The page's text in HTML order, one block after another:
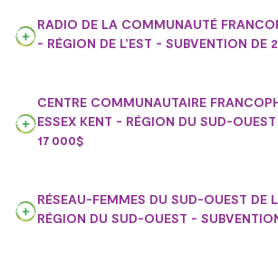
RADIO DE LA COMMUNAUTÉ
- RÉGION DE L’EST - SUBVENTION DE
CENTRE COMMUNAUTAIRE
ESSEX KENT - RÉGION DU SUD-
17 000$
RÉSEAU-FEMMES DU SUD-OUEST DE
RÉGION DU SUD-OUEST -